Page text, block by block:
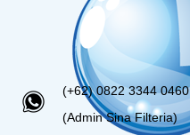
(+62) 0822 3344 0460
(Admin Sina Filteria)